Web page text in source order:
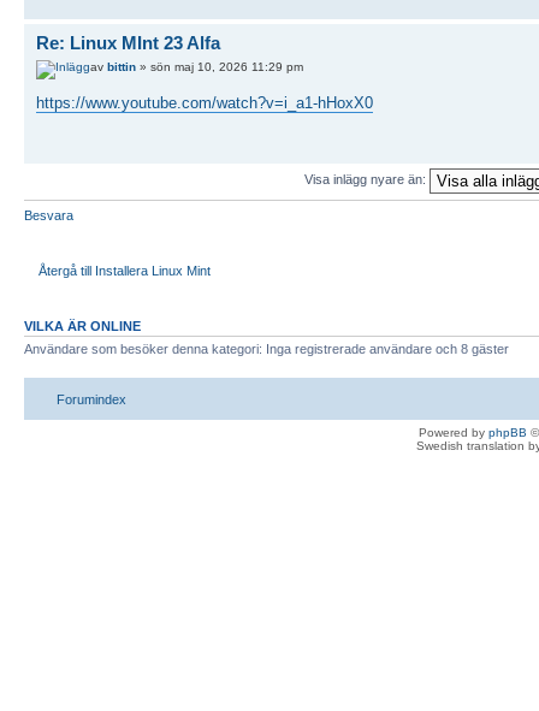
Re: Linux MInt 23 Alfa
av bittin » sön maj 10, 2026 11:29 pm
https://www.youtube.com/watch?v=i_a1-hHoxX0
Visa inlägg nyare än:
Besvara
Återgå till Installera Linux Mint
VILKA ÄR ONLINE
Användare som besöker denna kategori: Inga registrerade användare och 8 gäster
Forumindex
Powered by phpBB
Swedish translation